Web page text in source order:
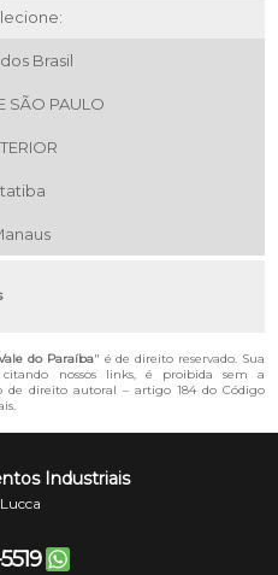
Brasil
SÃO PAULO
do Paraíba" é de direito reservado. Sua
nossos links, é proibida sem a
de direito autoral – artigo 184 do Código
.
Industriais